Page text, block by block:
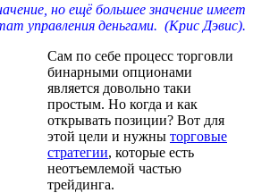
но ещё большее значение имеет
управления деньгами. (Крис Дэвис).
Сам по себе процесс торговли
бинарными опционами
является довольно таки
простым. Но когда и как
открывать позиции? Вот для
этой цели и нужны торговые
стратегии, которые есть
неотъемлемой частью
трейдинга.